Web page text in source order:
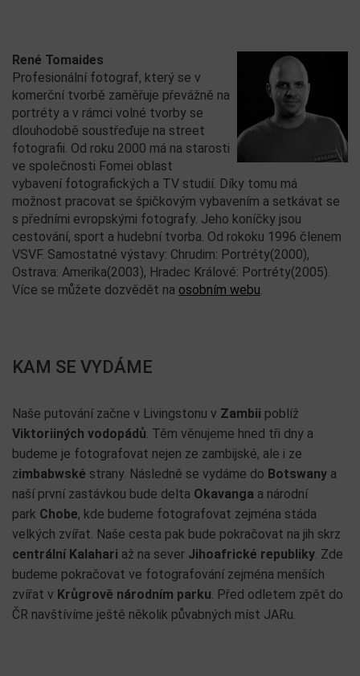
René Tomaides
Profesionální fotograf, který se v
komerční tvorbě zaměřuje převážně na
portréty a v rámci volné tvorby se
dlouhodobě soustřeďuje na street
fotografii. Od roku 2000 má na starosti
ve společnosti Fomei oblast
vybavení fotografických a TV studií. Díky tomu má
možnost pracovat se špičkovým vybavením a setkávat se
s předními evropskými fotografy. Jeho koníčky jsou
cestování, sport a hudební tvorba. Od rokoku 1996 členem
VSVF. Samostatné výstavy: Chrudim: Portréty(2000),
Ostrava: Amerika(2003), Hradec Králové: Portréty(2005).
Více se můžete dozvědět na osobním webu.
KAM SE VYDÁME
Naše putování začne v Livingstonu v Zambii poblíž
Viktoriiných vodopádů. Těm věnujeme hned tři dny a
budeme je fotografovat nejen ze zambijské, ale i ze
zimbabwské strany. Následně se vydáme do Botswany a
naší první zastávkou bude delta Okavanga a národní
park Chobe, kde budeme fotografovat zejména stáda
velkých zvířat. Naše cesta pak bude pokračovat na jih skrz
centrální Kalahari až na sever Jihoafrické republiky. Zde
budeme pokračovat ve fotografování zejména menších
zvířat v Krůgrově národním parku. Před odletem zpět do
ČR navštívíme ještě několik půvabných míst JARu.